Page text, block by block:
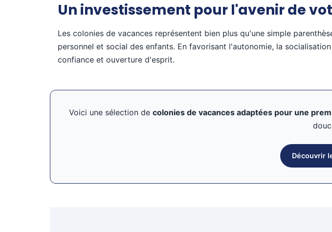
Un investissement pour l'avenir de
Les colonies de vacances représentent bien plus qu'une simple
personnel et social des enfants. En favorisant l'autonomie, la
confiance et ouverture d'esprit.
Voici une sélection de colonies de vacances adaptées pour une
Découvrir